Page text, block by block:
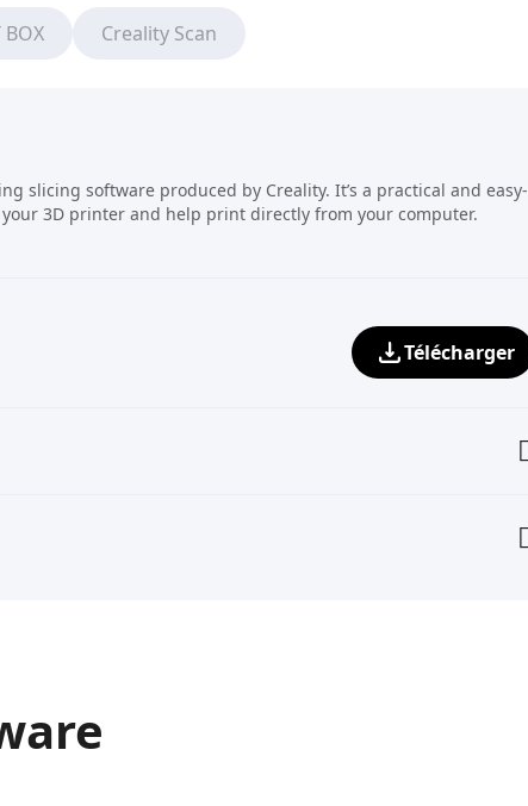
BOX Creality Scan
slicing software produced by Creality. It’s a practical and easy-
3D printer and help print directly from your computer.
Télécharger